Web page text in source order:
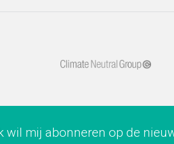
wil mij abonneren op de